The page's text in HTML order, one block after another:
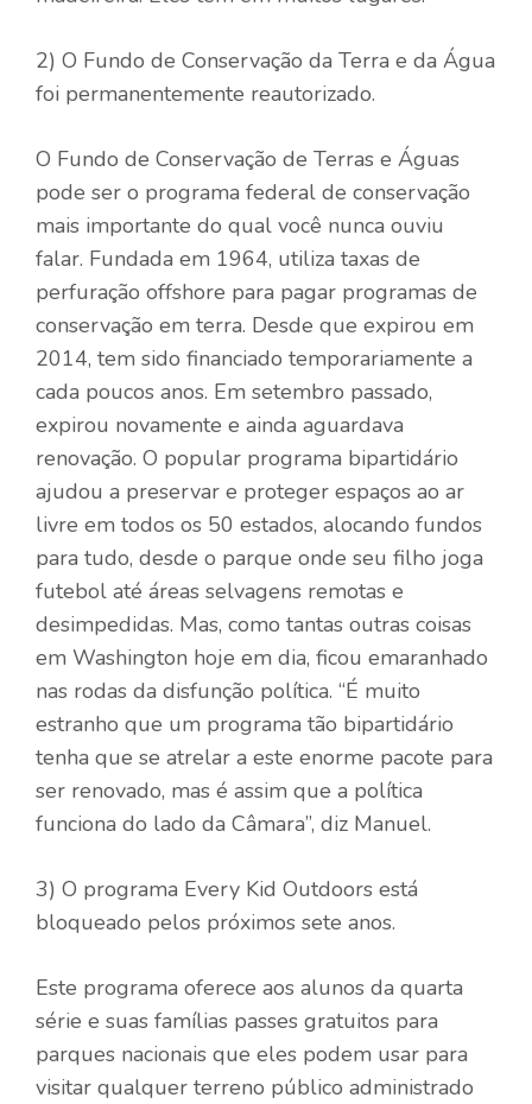
2) O Fundo de Conservação da Terra e da Água
foi permanentemente reautorizado.
O Fundo de Conservação de Terras e Águas
pode ser o programa federal de conservação
mais importante do qual você nunca ouviu
falar. Fundada em 1964, utiliza taxas de
perfuração offshore para pagar programas de
conservação em terra. Desde que expirou em
2014, tem sido financiado temporariamente a
cada poucos anos. Em setembro passado,
expirou novamente e ainda aguardava
renovação. O popular programa bipartidário
ajudou a preservar e proteger espaços ao ar
livre em todos os 50 estados, alocando fundos
para tudo, desde o parque onde seu filho joga
futebol até áreas selvagens remotas e
desimpedidas. Mas, como tantas outras coisas
em Washington hoje em dia, ficou emaranhado
nas rodas da disfunção política. “É muito
estranho que um programa tão bipartidário
tenha que se atrelar a este enorme pacote para
ser renovado, mas é assim que a política
funciona do lado da Câmara”, diz Manuel.
3) O programa Every Kid Outdoors está
bloqueado pelos próximos sete anos.
Este programa oferece aos alunos da quarta
série e suas famílias passes gratuitos para
parques nacionais que eles podem usar para
visitar qualquer terreno público administrado